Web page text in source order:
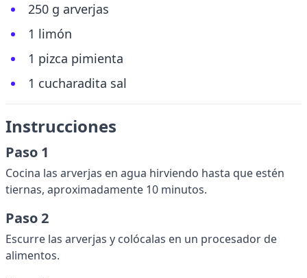
250 g arverjas
1 limón
1 pizca pimienta
1 cucharadita sal
Instrucciones
Paso 1
Cocina las arverjas en agua hirviendo hasta que estén
tiernas, aproximadamente 10 minutos.
Paso 2
Escurre las arverjas y colócalas en un procesador de
alimentos.